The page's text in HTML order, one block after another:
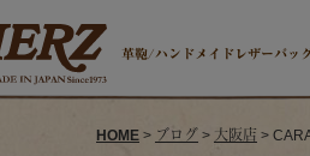
革鞄/ハンドメイドレザーバッ
HOME > ブログ > 大阪店 >